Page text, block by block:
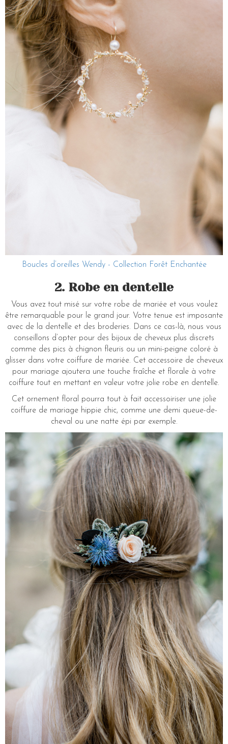
Boucles d’oreilles Wendy - Collection Forêt Enchantée
2. Robe en dentelle
Vous avez tout misé sur votre robe de mariée et vous voulez
être remarquable pour le grand jour. Votre tenue est imposante
avec de la dentelle et des broderies. Dans ce cas-là, nous vous
conseillons d’opter pour des bijoux de cheveux plus discrets
comme des pics à chignon fleuris ou un mini-peigne coloré à
glisser dans votre coiffure de mariée. Cet accessoire de cheveux
pour mariage ajoutera une touche fraîche et florale à votre
coiffure tout en mettant en valeur votre jolie robe en dentelle.
Cet ornement floral pourra tout à fait accessoiriser une jolie
coiffure de mariage hippie chic, comme une demi queue-de-
cheval ou une natte épi par exemple.